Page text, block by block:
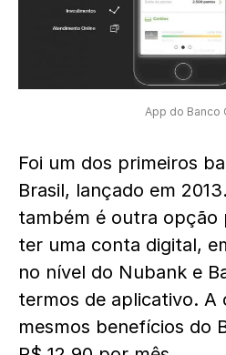
App do Banco
Foi um dos primeiros
Brasil, lançado em
também é outra opção
ter uma conta digital,
no nível do Nubank e
termos de aplicativo. A
mesmos benefícios do